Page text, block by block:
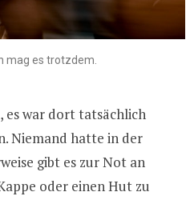
mag es trotzdem.
es war dort tatsächlich
Niemand hatte in der
gibt es zur Not an
oder einen Hut zu